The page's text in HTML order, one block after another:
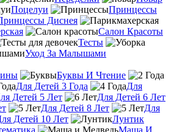
Поцелуи
Принцессы
Диснея
Салон Красоты
Тесты
Уход За Малышами
Буквы И Чтение
Для Детей 3 Года
Для
Детей 5 Лет
Для Детей 6 Лет
Для Детей 8 Лет
Для
Детей 10 Лет
Лунтик
Маша И